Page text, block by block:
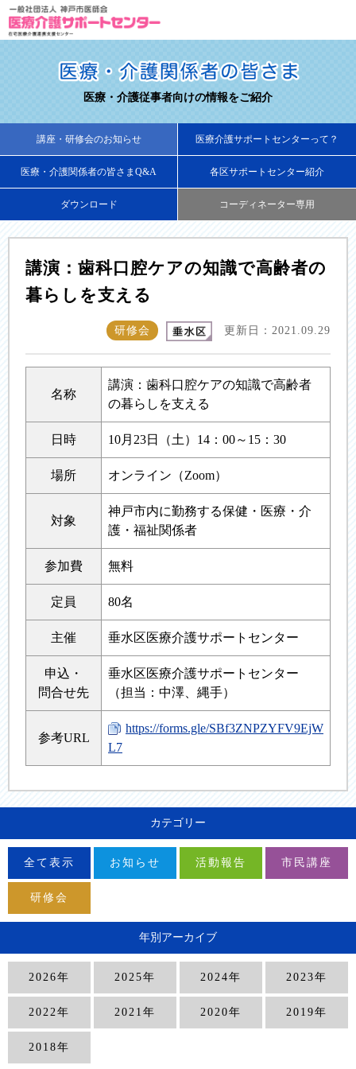
医療・介護従事者向けの情報をご紹介
講座・研修会のお知らせ 医療介護サポートセンターって？
医療・介護関係者の皆さまQ&A 各区サポートセンター紹介
ダウンロード コーディネーター専用
講演：歯科口腔ケアの知識で高齢者の
暮らしを支える
研修会 更新日：2021.09.29
名称
講演：歯科口腔ケアの知識で高齢者
の暮らしを支える
日時 10月23日（土）14：00～15：30
場所 オンライン（Zoom）
対象
神戸市内に勤務する保健・医療・介
護・福祉関係者
参加費 無料
定員 80名
主催 垂水区医療介護サポートセンター
申込・
問合せ先
垂水区医療介護サポートセンター
（担当：中澤、縄手）
参考URL
https://forms.gle/SBf3ZNPZYFV9EjW
L7
カテゴリー
全て表示 お知らせ 活動報告 市民講座
研修会
年別アーカイブ
2026年 2025年 2024年 2023年
2022年 2021年 2020年 2019年
2018年